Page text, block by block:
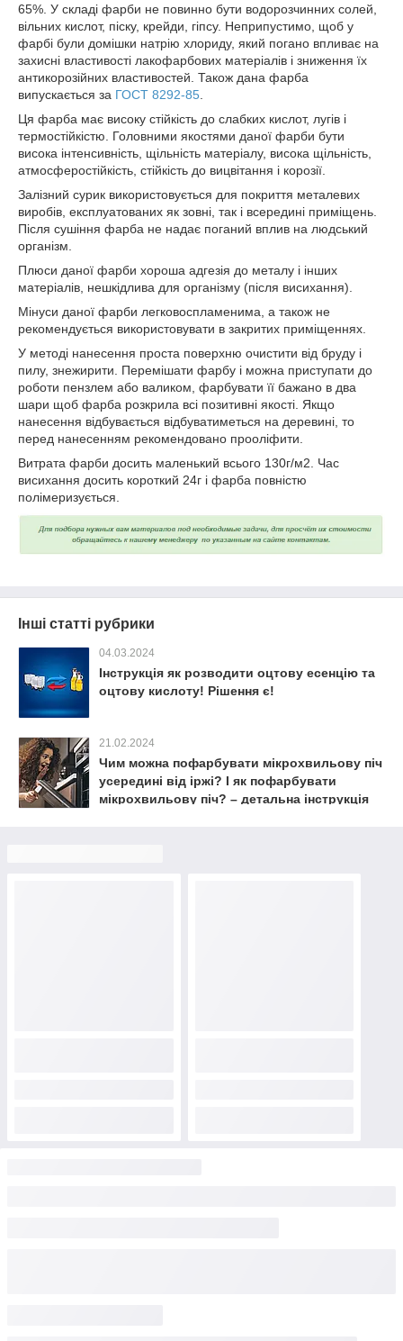
65%. У складі фарби не повинно бути водорозчинних солей,
вільних кислот, піску, крейди, гіпсу. Неприпустимо, щоб у
фарбі були домішки натрію хлориду, який погано впливає на
захисні властивості лакофарбових матеріалів і зниження їх
антикорозійних властивостей. Також дана фарба
випускається за ГОСТ 8292-85
Ця фарба має високу стійкість до слабких кислот, лугів і
термостійкістю. Головними якостями даної фарби бути
висока інтенсивність, щільність матеріалу, висока щільність,
атмосферостійкість, стійкість до вицвітання і корозії.
Залізний сурик використовується для покриття металевих
виробів, експлуатованих як зовні, так і всередині приміщень.
Після сушіння фарба не надає поганий вплив на людський
організм.
Плюси даної фарби хороша адгезія до металу і інших
матеріалів, нешкідлива для організму (після висихання).
Мінуси даної фарби легковоспламенима, а також не
рекомендується використовувати в закритих приміщеннях.
У методі нанесення проста поверхню очистити від бруду і
пилу, знежирити. Перемішати фарбу і можна приступати до
роботи пензлем або валиком, фарбувати її бажано в два
шари щоб фарба розкрила всі позитивні якості. Якщо
нанесення відбувається відбуватиметься на деревині, то
перед нанесенням рекомендовано прооліфити.
Витрата фарби досить маленький всього 130г/м2. Час
висихання досить короткий 24г і фарба повністю
полімеризується.
Інші статті рубрики
04.03.2024
Інструкція як розводити оцтову есенцію та
оцтову кислоту! Рішення є!
21.02.2024
Чим можна пофарбувати мікрохвильову піч
усередині від іржі? І як пофарбувати
мікрохвильову піч? – детальна інструкція